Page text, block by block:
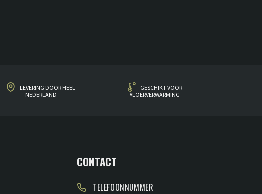
LEVERING DOOR HEEL
NEDERLAND
GESCHIKT VOOR
VLOERVERWARMING
CONTACT
TELEFOONNUMMER